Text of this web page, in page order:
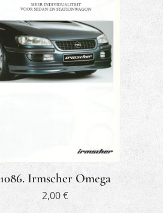
1086. Irmscher Omega
2,00€